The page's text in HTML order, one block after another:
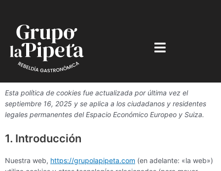
contenido
Esta política de cookies fue actualizada por última vez el
septiembre 16, 2025 y se aplica a los ciudadanos y residentes
legales permanentes del Espacio Económico Europeo y Suiza.
1. Introducción
Nuestra web, https://grupolapipeta.com (en adelante: «la web»)
Consent
to
service
Consent
to
service
Consent
to
service
Consent
to
service
Consent
to
service
Consent
to
service
Consent
to
service
Consent
to
service
Consent
to
service
Consent
to
service
Consent
to
service